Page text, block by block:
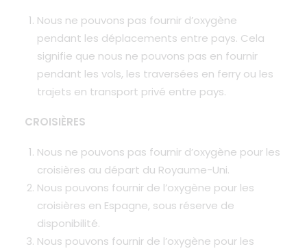
Nous ne pouvons pas fournir d’oxygène
pendant les déplacements entre pays. Cela
signifie que nous ne pouvons pas en fournir
pendant les vols, les traversées en ferry ou les
trajets en transport privé entre pays.
CROISIÈRES
Nous ne pouvons pas fournir d’oxygène pour les
croisières au départ du Royaume-Uni.
Nous pouvons fournir de l’oxygène pour les
croisières en Espagne, sous réserve de
disponibilité.
Nous pouvons fournir de l’oxygène pour les